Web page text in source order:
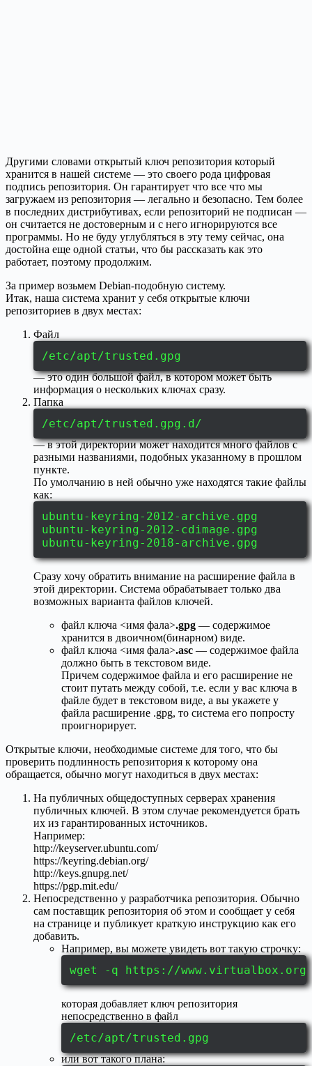
Другими словами открытый ключ репозитория который
хранится в нашей системе — это своего рода цифровая
подпись репозитория. Он гарантирует что все что мы
загружаем из репозитория — легально и безопасно. Тем более
в последних дистрибутивах, если репозиторий не подписан —
он считается не достоверным и с него игнорируются все
программы. Но не буду углубляться в эту тему сейчас, она
достойна еще одной статьи, что бы рассказать как это
работает, поэтому продолжим.
За пример возьмем Debian-подобную систему.
Итак, наша система хранит у себя открытые ключи
репозиториев в двух местах:
Файл
/etc/apt/trusted.gpg
— это один большой файл, в котором может быть
информация о нескольких ключах сразу.
Папка
/etc/apt/trusted.gpg.d/
— в этой директории может находится много файлов с
разными названиями, подобных указанному в прошлом
пункте.
По умолчанию в ней обычно уже находятся такие файлы
как:
ubuntu-keyring-2012-archive.gpg
ubuntu-keyring-2012-cdimage.gpg
ubuntu-keyring-2018-archive.gpg
Сразу хочу обратить внимание на расширение файла в
этой директории. Система обрабатывает только два
возможных варианта файлов ключей.
файл ключа <имя фала>.gpg — содержимое
хранится в двоичном(бинарном) виде.
файл ключа <имя фала>.asc — содержимое файла
должно быть в текстовом виде.
Причем содержимое файла и его расширение не
стоит путать между собой, т.е. если у вас ключа в
файле будет в текстовом виде, а вы укажете у
файла расширение .gpg, то система его попросту
проигнорирует.
Открытые ключи, необходимые системе для того, что бы
проверить подлинность репозитория к которому она
обращается, обычно могут находиться в двух местах:
На публичных общедоступных серверах хранения
публичных ключей. В этом случае рекомендуется брать
их из гарантированных источников.
Например:
http://keyserver.ubuntu.com/
https://keyring.debian.org/
http://keys.gnupg.net/
https://pgp.mit.edu/
Непосредственно у разработчика репозитория. Обычно
сам поставщик репозитория об этом и сообщает у себя
на странице и публикует краткую инструкцию как его
добавить.
Например, вы можете увидеть вот такую строчку:
wget -q https://
которая добавляет ключ репозитория
непосредственно в файл
/etc/apt/trusted.gpg
или вот такого плана: